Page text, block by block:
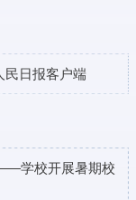
民日报客户端
学校开展暑期校